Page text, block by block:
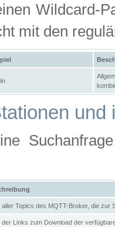
Wildcard-
mit den
und
aller Topics des MQTT-Broker, die zur
der Links zum Download der